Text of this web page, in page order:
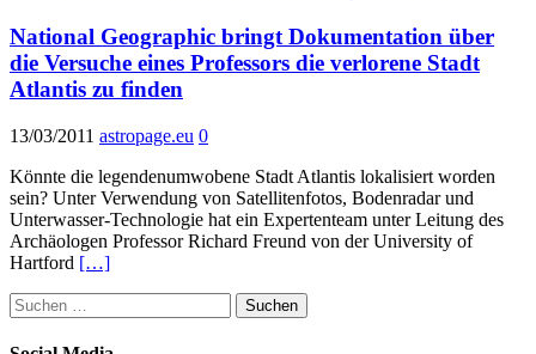
National Geographic bringt Dokumentation über
die Versuche eines Professors die verlorene Stadt
Atlantis zu finden
13/03/2011 astropage.eu 0
Könnte die legendenumwobene Stadt Atlantis lokalisiert worden
sein? Unter Verwendung von Satellitenfotos, Bodenradar und
Unterwasser-Technologie hat ein Expertenteam unter Leitung des
Archäologen Professor Richard Freund von der University of
Hartford […]
Suchen
nach: